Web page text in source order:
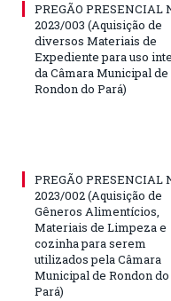
PREGÃO PRESENCIAL
2023/003 (Aquisição de
diversos Materiais de
Expediente para uso
da Câmara Municipal de
Rondon do Pará)
PREGÃO PRESENCIAL
2023/002 (Aquisição de
Gêneros Alimentícios,
Materiais de Limpeza e
cozinha para serem
utilizados pela Câmara
Municipal de Rondon do
Pará)